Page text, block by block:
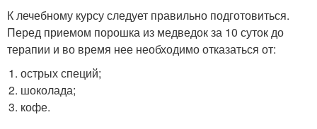
К лечебному курсу следует правильно подготовиться.
Перед приемом порошка из медведок за 10 суток до
терапии и во время нее необходимо отказаться от:
острых специй;
шоколада;
кофе.